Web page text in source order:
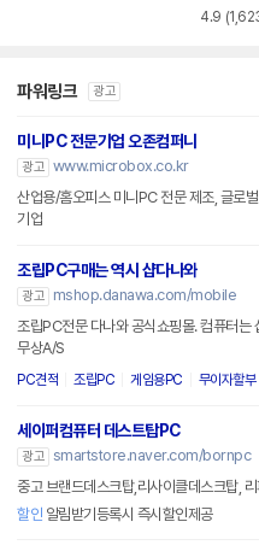
4.9
파워링크 광고
미니PC 전문기업 오존컴퍼니
광고 www.microbox.co.kr
산업용/홈오피스 미니PC 전문 제조, 글로
기업
조립PC구매는 역시 샵다나와
광고
mshop.danawa.com/mobile
조립PC전문 다나와 공식쇼핑몰. 컴퓨터는
무상A/S
PC견적 조립PC 게임용PC 무이자할부
세이퍼컴퓨터 데스트탑PC
광고 smartstore.naver.com/bornpc
중고 브랜드데스크탑,리사이클데스크탑,
할인 알림받기등록시 즉시할인제공